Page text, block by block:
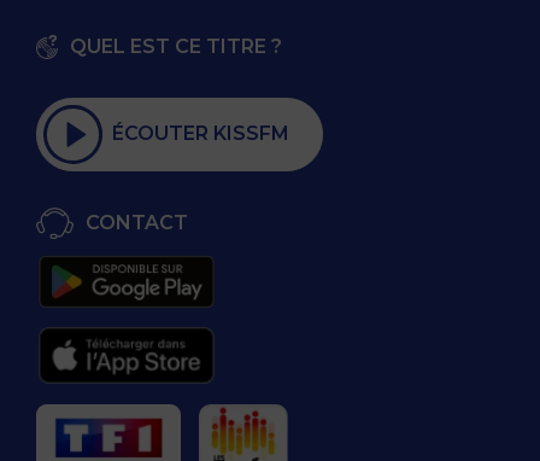
QUEL EST CE TITRE ?
ÉCOUTER KISSFM
CONTACT